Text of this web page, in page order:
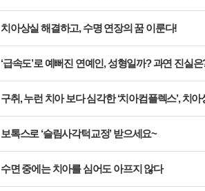
치아상실 해결하고, 수명 연장의 꿈 이룬다!
‘급속도’로 예뻐진 연예인, 성형일까? 과연 진실은
구취, 누런 치아 보다 심각한 ‘치아컴플렉스’, 치
보톡스로 ‘슬림사각턱교정’ 받으세요~
수면 중에는 치아를 심어도 아프지 않다